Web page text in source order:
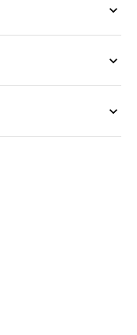
keyboard_arrow_down
keyboard_arrow_down
keyboard_arrow_down